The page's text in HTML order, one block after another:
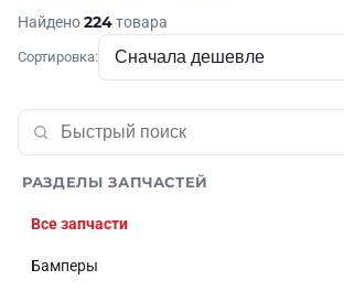
Найдено224товара
Сортировка:
РАЗДЕЛЫ ЗАПЧАСТЕЙ
Все запчасти
Бамперы